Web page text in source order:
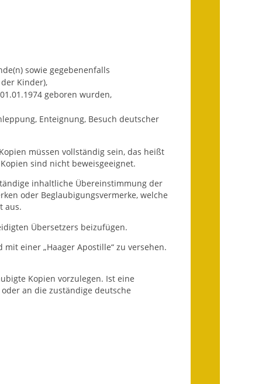
Dienstleistungen
Gemeinderat
Sitzungsberichte 2015
Sitzungsberichte 2017
Sitzungsberichte 2018
Sitzungsberichte 2019
sowie gegebenenfalls
Kinder),
geboren wurden,
Enteignung, Besuch deutscher
müssen vollständig sein, das heißt
sind nicht beweisgeeignet.
inhaltliche Übereinstimmung der
oder Beglaubigungsvermerke, welche
aus.
Übersetzers beizufügen.
einer „Haager Apostille“ zu versehen.
Kopien vorzulegen. Ist eine
an die zuständige deutsche